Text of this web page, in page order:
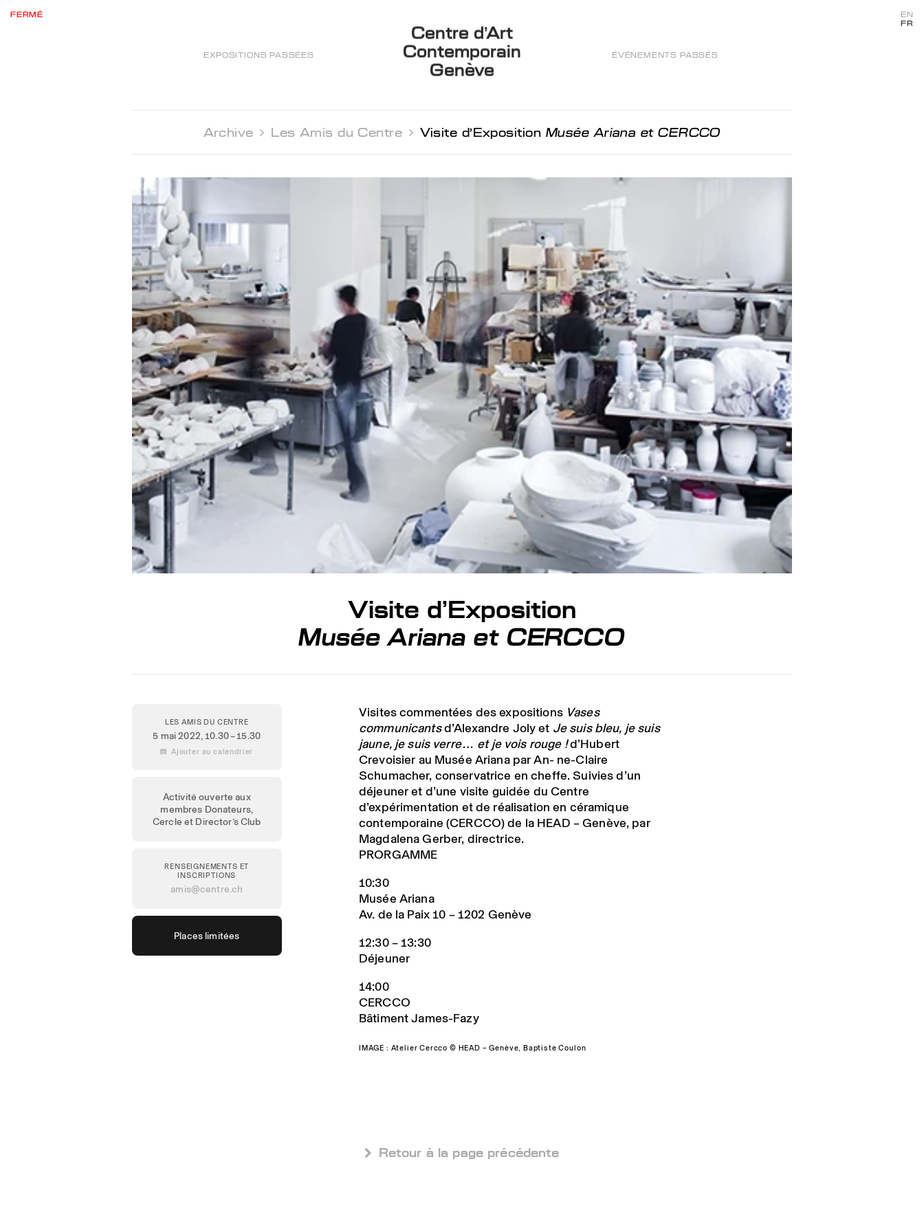
FERMÉ
EXPOSITIONS PASSÉES
Centre d’Art
Contemporain
Genève
ÉVÉNEMENTS PASSÉS
EN
FR
Archive  Les Amis du Centre  Visite d'Exposition Musée Ariana et CERCCO
Visite d’Exposition
Musée Ariana et CERCCO
LES AMIS DU CENTRE
5 mai 2022, 10.30 – 15.30
 Ajouter au calendrier
Activité ouverte aux
membres Donateurs,
Cercle et Director’s Club
RENSEIGNEMENTS ET
INSCRIPTIONS
amis@centre.ch
Places limitées
Visites commentées des expositions Vases
communicantsd’Alexandre Joly et Je suis bleu, je suis
jaune, je suis verre… et je vois rouge !d’Hubert
Crevoisier au Musée Ariana par An- ne-Claire
Schumacher, conservatrice en cheffe. Suivies d’un
déjeuner et d’une visite guidée du Centre
d’expérimentation et de réalisation en céramique
contemporaine (CERCCO) de la HEAD – Genève, par
Magdalena Gerber, directrice.
PRORGAMME
10:30
Musée Ariana
Av. de la Paix 10 – 1202 Genève
12:30 – 13:30
Déjeuner
14:00
CERCCO
Bâtiment James-Fazy
IMAGE : Atelier Cercco © HEAD – Genève, Baptiste Coulon
 Retour à la page précédente